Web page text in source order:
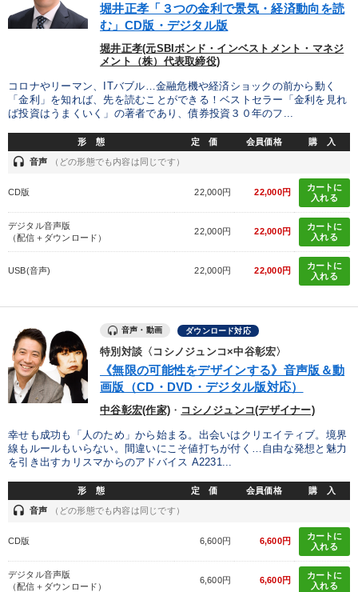
資産保全 モチベーション 資産運用
モノづくり 商品開発
稲盛和夫 イノベーション 企業再建 運勢・先見
※「更新」を押すと「タグ・キーワード」を更新いただけます。
堀井正孝「３つの金利で景気・経済動向を読
む」CD版・デジタル版
堀井正孝(元SBIボンド・インベストメント・マネジ
メント（株）代表取締役)
コロナやリーマン、ITバブル…金融危機や経済ショックの前から動く
「金利」を知れば、先を読むことができる！ベストセラー「金利を見れ
ば投資はうまくいく」の著者であり、債券投資３０年のフ...
形 態 定 価 会員価格 購 入
headset 音声 （どの形態でも内容は同じです）
CD版 22,000円 22,000円
カートに
入れる
デジタル音声版
（配信＋ダウンロード）
22,000円 22,000円
カートに
入れる
USB(音声) 22,000円 22,000円
カートに
入れる
音声・動画 ダウンロード対応
特別対談〈コシノジュンコ×中谷彰宏〉
《無限の可能性をデザインする》音声版＆動
画版（CD・DVD・デジタル版対応）
中谷彰宏(作家) ・ コシノジュンコ(デザイナー)
幸せも成功も「人のため」から始まる。出会いはクリエイティブ。境界
線もルールもいらない。間違いにこそ値打ちが付く…自由な発想と魅力
を引き出すカリスマからのアドバイス A2231...
形 態 定 価 会員価格 購 入
headset 音声 （どの形態でも内容は同じです）
CD版 6,600円 6,600円
カートに
入れる
デジタル音声版
（配信＋ダウンロード）
6,600円 6,600円
カートに
入れる